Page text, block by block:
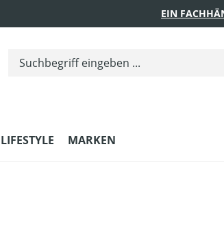
EIN
LIFESTYLE MARKEN